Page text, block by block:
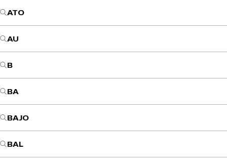
ATO
AU
B
BA
BAJO
BAL